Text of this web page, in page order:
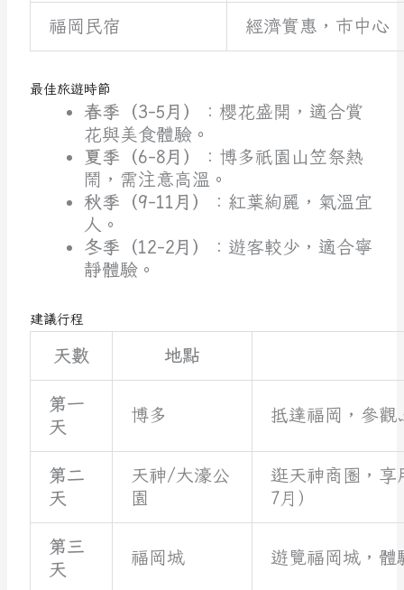
福岡民宿 經濟實惠，市中心
最佳旅遊時節
春季（3-5月）
：櫻花盛開，適合賞
花與美食體驗。
夏季（6-8月）
：博多祇園山笠祭熱
鬧，需注意高溫。
秋季（9-11月）
：紅葉絢麗，氣溫宜
人。
冬季（12-2月）
：遊客較少，適合寧
靜體驗。
建議行程
天數 地點
第一
天
博多 抵達福岡，參觀
第二
天
天神/大濠公
園
逛天神商圈，享
7月）
第三
天
福岡城 遊覽福岡城，體